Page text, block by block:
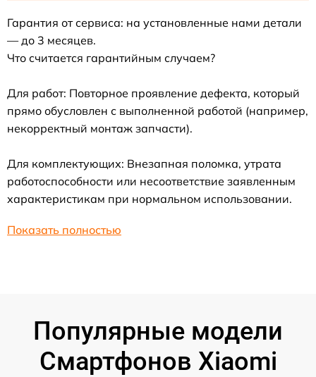
Гарантия от сервиса: на установленные нами детали
— до 3 месяцев.
Что считается гарантийным случаем?
Для работ: Повторное проявление дефекта, который
прямо обусловлен с выполненной работой (например,
некорректный монтаж запчасти).
Для комплектующих: Внезапная поломка, утрата
работоспособности или несоответствие заявленным
характеристикам при нормальном использовании.
Показать полностью
Популярные модели
Смартфонов Xiaomi